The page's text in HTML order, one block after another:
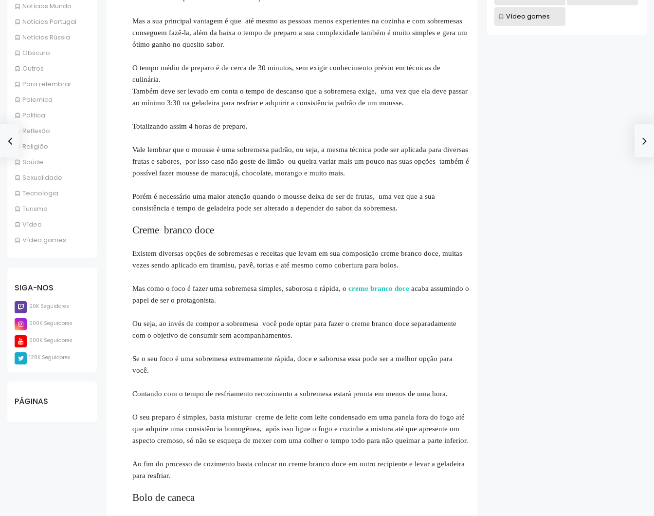
Notícias Mundo
Notícias Portugal
Notícias Rússia
Obscuro
Outros
Para relembrar
Polemica
Politica
Reflexão
Religião
Saúde
Sexualidade
Tecnologia
Turismo
Vídeo
Vídeo games
SIGA-NOS
20K Seguidores
500K Seguidores
500K Seguidores
128K Seguidores
PÁGINAS
Mas a sua principal vantagem é que até mesmo as pessoas menos experientes na cozinha e com sobremesas
conseguem fazê-la, além da baixa o tempo de preparo a sua complexidade também é muito simples e gera um
ótimo ganho no quesito sabor.
O tempo médio de preparo é de cerca de 30 minutos, sem exigir conhecimento prévio em técnicas de
culinária.
Também deve ser levado em conta o tempo de descanso que a sobremesa exige, uma vez que ela deve passar
ao mínimo 3:30 na geladeira para resfriar e adquirir a consistência padrão de um mousse.
Totalizando assim 4 horas de preparo.
Vale lembrar que o mousse é uma sobremesa padrão, ou seja, a mesma técnica pode ser aplicada para diversas
frutas e sabores, por isso caso não goste de limão ou queira variar mais um pouco nas suas opções também é
possível fazer mousse de maracujá, chocolate, morango e muito mais.
Porém é necessário uma maior atenção quando o mousse deixa de ser de frutas, uma vez que a sua
consistência e tempo de geladeira pode ser alterado a depender do sabor da sobremesa.
Creme branco doce
Existem diversas opções de sobremesas e receitas que levam em sua composição creme branco doce, muitas
vezes sendo aplicado em tiramisu, pavê, tortas e até mesmo como cobertura para bolos.
Mas como o foco é fazer uma sobremesa simples, saborosa e rápida, o creme branco doceacaba assumindo o
papel de ser o protagonista.
Ou seja, ao invés de compor a sobremesa você pode optar para fazer o creme branco doce separadamente
com o objetivo de consumir sem acompanhamentos.
Se o seu foco é uma sobremesa extremamente rápida, doce e saborosa essa pode ser a melhor opção para
você.
Contando com o tempo de resfriamento recozimento a sobremesa estará pronta em menos de uma hora.
O seu preparo é simples, basta misturar creme de leite com leite condensado em uma panela fora do fogo até
que adquire uma consistência homogênea, após isso ligue o fogo e cozinhe a mistura até que apresente um
aspecto cremoso, só não se esqueça de mexer com uma colher o tempo todo para não queimar a parte inferior.
Ao fim do processo de cozimento basta colocar no creme branco doce em outro recipiente e levar a geladeira
para resfriar.
Bolo de caneca
Vídeo games